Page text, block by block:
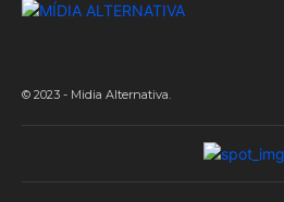
© 2023 - Midia Alternativa.